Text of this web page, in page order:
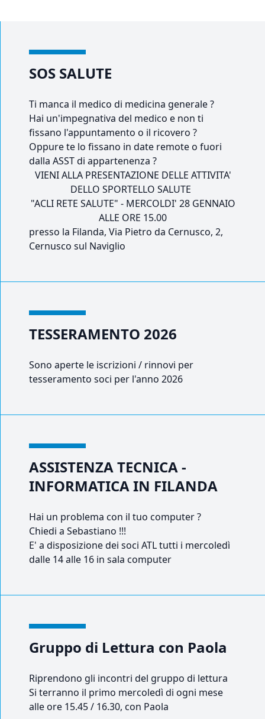
SOS SALUTE
Ti manca il medico di medicina generale ?
Hai un'impegnativa del medico e non ti
fissano l'appuntamento o il ricovero ?
Oppure te lo fissano in date remote o fuori
dalla ASST di appartenenza ?
VIENI ALLA PRESENTAZIONE DELLE ATTIVITA'
DELLO SPORTELLO SALUTE
"ACLI RETE SALUTE" - MERCOLDI' 28 GENNAIO
ALLE ORE 15.00
presso la Filanda, Via Pietro da Cernusco, 2,
Cernusco sul Naviglio
TESSERAMENTO 2026
Sono aperte le iscrizioni / rinnovi per
tesseramento soci per l'anno 2026
ASSISTENZA TECNICA -
INFORMATICA IN FILANDA
Hai un problema con il tuo computer ?
Chiedi a Sebastiano !!!
E' a disposizione dei soci ATL tutti i mercoledì
dalle 14 alle 16 in sala computer
Gruppo di Lettura con Paola
Riprendono gli incontri del gruppo di lettura
Si terranno il primo mercoledì di ogni mese
alle ore 15.45 / 16.30, con Paola